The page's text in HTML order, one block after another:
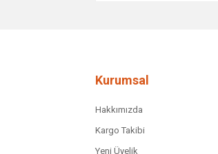
Kurumsal
Hakkımızda
Kargo Takibi
Yeni Üyelik